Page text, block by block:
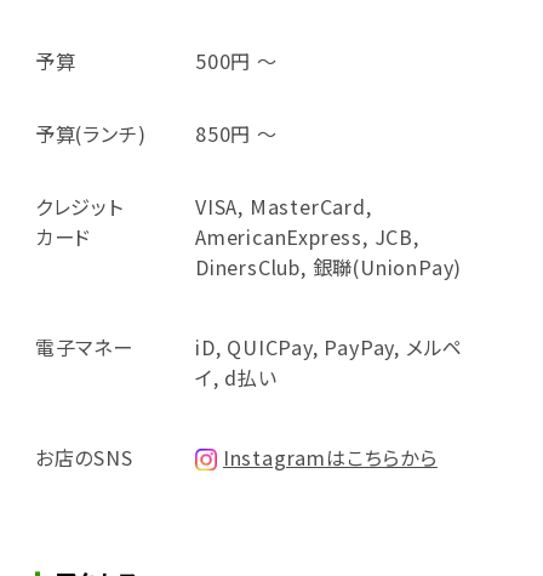
予算 500円 ～
予算(ランチ) 850円 ～
クレジット
カード
VISA, MasterCard,
AmericanExpress, JCB,
DinersClub, 銀聯(UnionPay)
電子マネー
iD, QUICPay, PayPay, メルペ
イ, d払い
お店のSNS Instagramはこちらから